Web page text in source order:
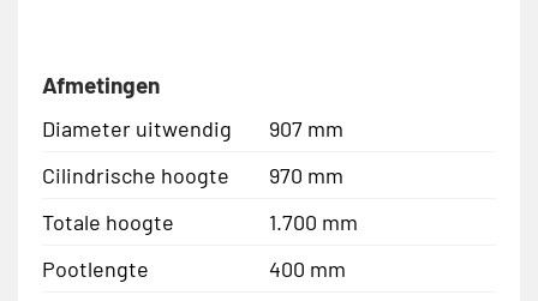
Afmetingen
Diameter uitwendig
907 mm
Cilindrische hoogte
970 mm
Totale hoogte
1.700 mm
Pootlengte
400 mm